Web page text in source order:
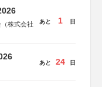
株式会社
あと 1 日
あと 24 日